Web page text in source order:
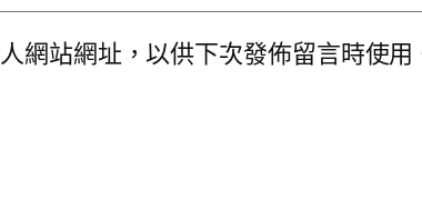
網站網址，以供下次發佈留言時使用